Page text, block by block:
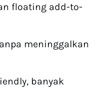
floating add-to-
meninggalkan
banyak